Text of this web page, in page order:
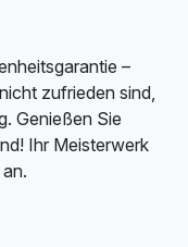
–
zufrieden sind,
Genießen Sie
Ihr Meisterwerk